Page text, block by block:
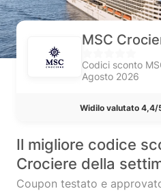
MSC
Codici sconto
Agosto 2026
Widilo valutato 4,4/
Il migliore codice
Crociere della
Coupon testato e